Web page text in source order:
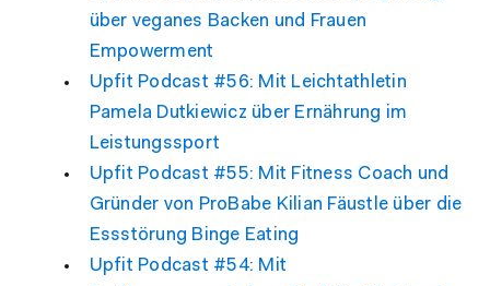
über veganes Backen und Frauen
Empowerment
Upfit Podcast #56: Mit Leichtathletin
Pamela Dutkiewicz über Ernährung im
Leistungssport
Upfit Podcast #55: Mit Fitness Coach und
Gründer von ProBabe Kilian Fäustle über die
Essstörung Binge Eating
Upfit Podcast #54: Mit